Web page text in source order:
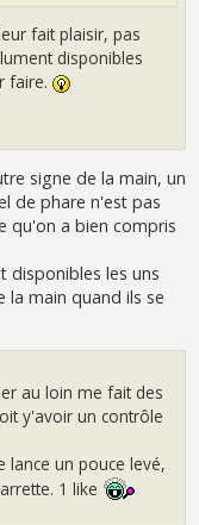
fait plaisir, pas
disponibles
faire.
signe de la main, un
de phare n'est pas
qu'on a bien compris
disponibles les uns
la main quand ils se
au loin me fait des
y'avoir un contrôle
lance un pouce levé,
1 like